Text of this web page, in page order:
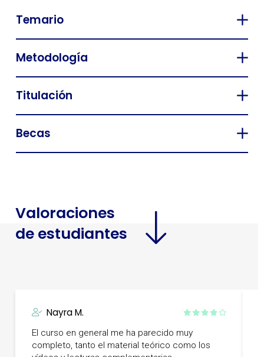
Temario
Metodología
Titulación
Becas
Valoraciones
de estudiantes
Nayra M.
El curso en general me ha parecido muy
completo, tanto el material teórico como los